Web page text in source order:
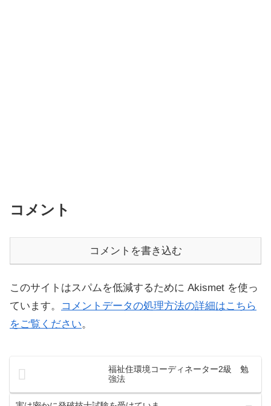
コメント
コメントを書き込む
このサイトはスパムを低減するために Akismet を使っ
ています。
コメントデータの処理方法の詳細はこちら
をご覧ください。
福祉住環境コーディネーター2級 勉
強法